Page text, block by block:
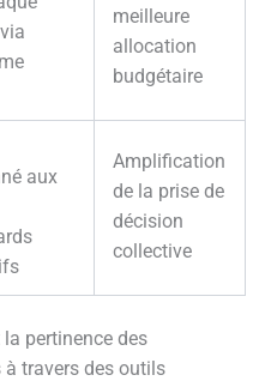
meilleure
allocation
budgétaire
aux
Amplification
de la prise de
décision
collective
pertinence des
travers des outils